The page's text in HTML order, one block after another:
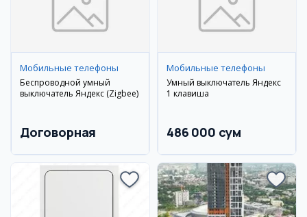
Мобильные телефоны
Беспроводной умный
выключатель Яндекс (Zigbee)
Договорная
Мобильные телефоны
Умный выключатель Яндекс
1 клавиша
486 000 сум